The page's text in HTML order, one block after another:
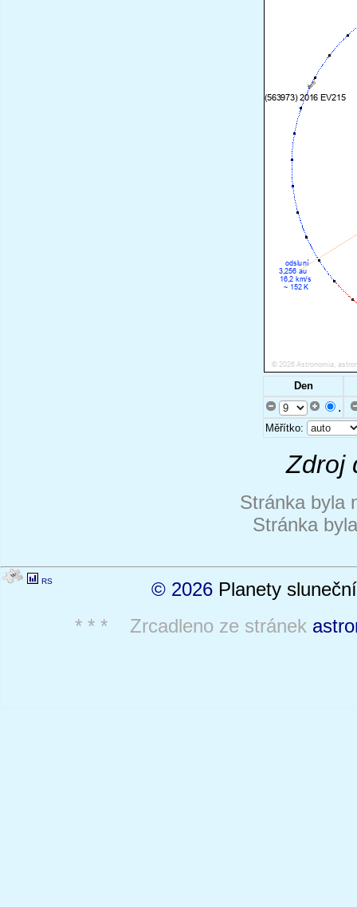
Den
.
Měřítko:
Zdroj
Stránka byla
Stránka
RS © 2026 Planety
* * * Zrcadleno ze stránek